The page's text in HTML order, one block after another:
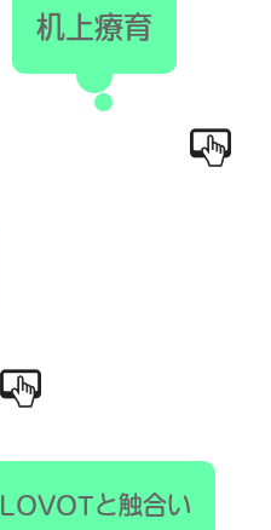
机上療育
LOVOTと触合い